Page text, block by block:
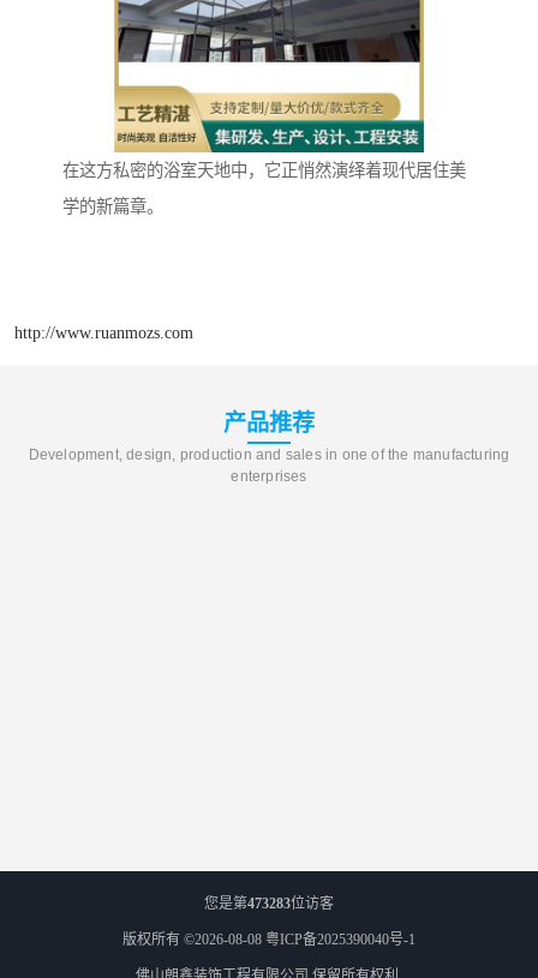
在这方私密的浴室天地中，它正悄然演绎着现代居住美
学的新篇章。
http://www.ruanmozs.com
产品推荐
Development, design, production and sales in one of the manufacturing
enterprises
您是第473283位访客
版权所有 ©2026-08-08 粤ICP备2025390040号-1